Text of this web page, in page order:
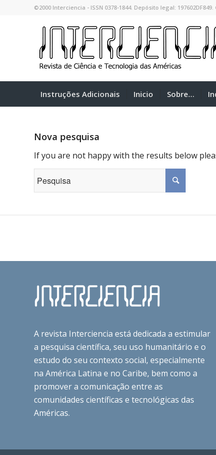
©2000 Interciencia - ISSN 0378-1844. Depósito legal:
Instruções Adicionais Inicio Sobre…
Nova pesquisa
If you are not happy with the results below
A revista Interciencia está dedicada a estimular
a pesquisa científica, seu uso humanitário e o
estudo do seu contexto social, especialmente
na América Latina e no Caribe, bem como a
promover a comunicação entre as
comunidades científicas e tecnológicas das
Américas.